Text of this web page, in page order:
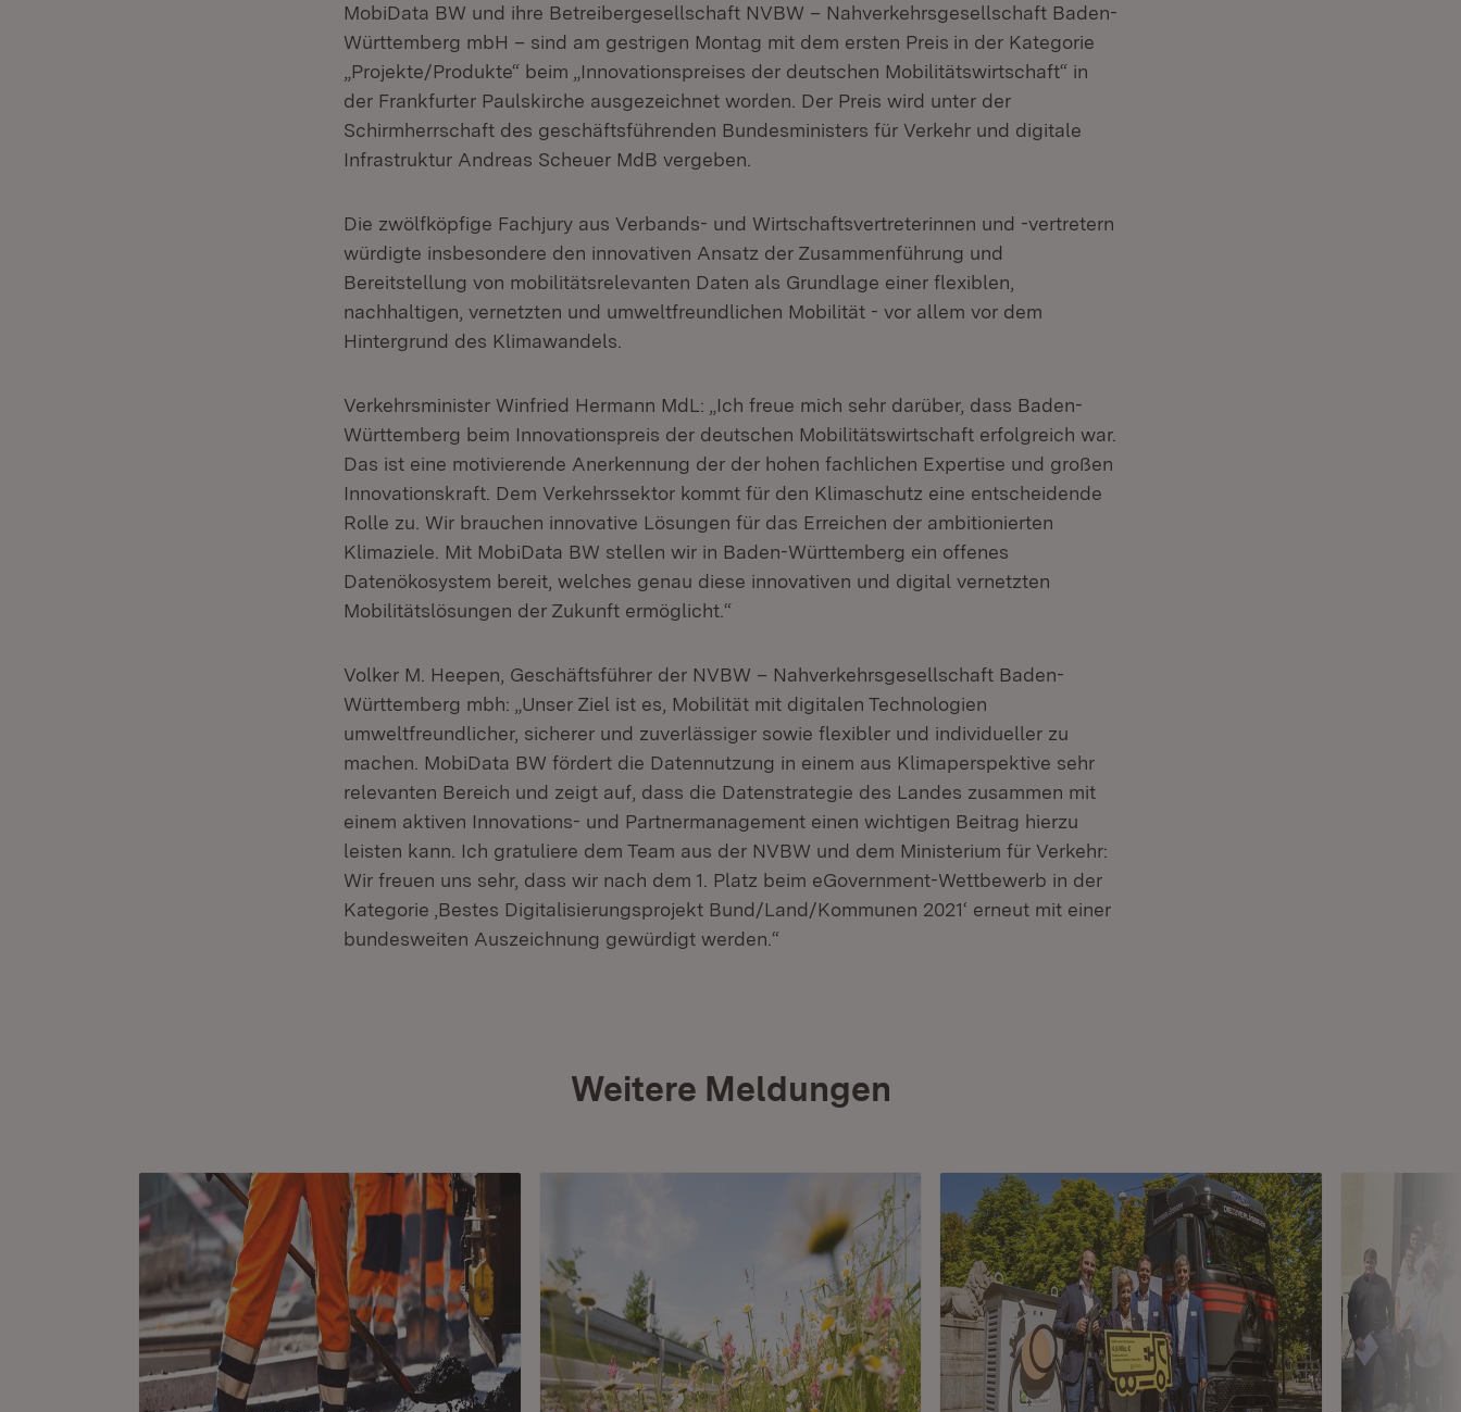
MobiData BW und ihre Betreibergesellschaft NVBW – Nahverkehrsgesellschaft Baden-
Württemberg mbH – sind am gestrigen Montag mit dem ersten Preis in der Kategorie
„Projekte/Produkte“ beim „Innovationspreises der deutschen Mobilitätswirtschaft“ in
der Frankfurter Paulskirche ausgezeichnet worden. Der Preis wird unter der
Schirmherrschaft des geschäftsführenden Bundes­ministers für Verkehr und digitale
Infrastruktur Andreas Scheuer MdB vergeben.
Die zwölfköpfige Fachjury aus Verbands- und Wirtschaftsvertreterinnen und -vertretern
würdigte insbesondere den innovativen Ansatz der Zusammenführung und
Bereitstellung von mobilitätsrelevanten Daten als Grundlage einer flexiblen,
nachhaltigen, vernetzten und umweltfreundlichen Mobilität - vor allem vor dem
Hintergrund des Klimawandels.
Verkehrsminister Winfried Hermann MdL: „Ich freue mich sehr darüber, dass Baden-
Württemberg beim Innovationspreis der deutschen Mobilitätswirtschaft erfolgreich war.
Das ist eine motivierende Anerkennung der der hohen fachlichen Expertise und großen
Innovationskraft. Dem Verkehrssektor kommt für den Klimaschutz eine entscheidende
Rolle zu. Wir brauchen innovative Lösungen für das Erreichen der ambitionierten
Klimaziele. Mit MobiData BW stellen wir in Baden-Württemberg ein offenes
Datenökosystem bereit, welches genau diese innovativen und digital vernetzten
Mobilitätslösungen der Zukunft ermöglicht.“
Volker M. Heepen, Geschäftsführer der NVBW – Nahverkehrsgesellschaft Baden-
Württemberg mbh: „Unser Ziel ist es, Mobilität mit digitalen Technologien
umweltfreundlicher, sicherer und zuverlässiger sowie flexibler und individueller zu
machen. MobiData BW fördert die Datennutzung in einem aus Klimaperspektive sehr
relevanten Bereich und zeigt auf, dass die Datenstrategie des Landes zusammen mit
einem aktiven Innovations- und Partnermanagement einen wichtigen Beitrag hierzu
leisten kann. Ich gratuliere dem Team aus der NVBW und dem Ministerium für Verkehr:
Wir freuen uns sehr, dass wir nach dem 1. Platz beim eGovernment-Wettbewerb in der
Kategorie ‚Bestes Digitalisierungsprojekt Bund/Land/Kommunen 2021‘ erneut mit einer
bundesweiten Auszeichnung gewürdigt werden.“
Weitere Meldungen